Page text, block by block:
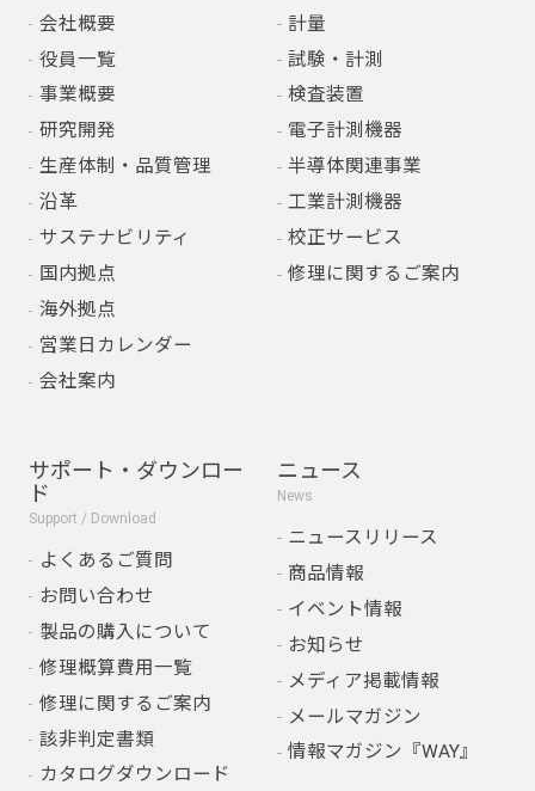
会社概要
役員一覧
事業概要
研究開発
生産体制・品質管理
沿革
サステナビリティ
国内拠点
海外拠点
営業日カレンダー
会社案内
計量
試験・計測
検査装置
電子計測機器
半導体関連事業
工業計測機器
校正サービス
修理に関するご案内
サポート・ダウンロー
ド
Support / Download
よくあるご質問
お問い合わせ
製品の購入について
修理概算費用一覧
修理に関するご案内
該非判定書類
カタログダウンロード
ニュース
News
ニュースリリース
商品情報
イベント情報
お知らせ
メディア掲載情報
メールマガジン
情報マガジン『WAY』